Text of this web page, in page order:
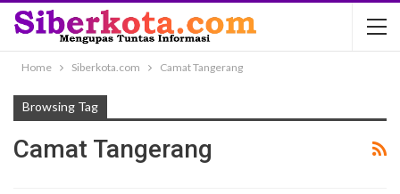
Home Siberkota.com Camat Tangerang
Browsing Tag
Camat Tangerang